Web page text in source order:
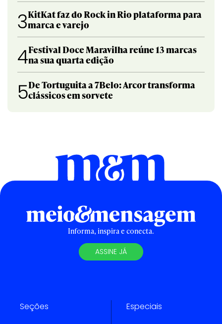
3KitKat faz do Rock in Rio plataforma para
marca e varejo
4Festival Doce Maravilha reúne 13 marcas
na sua quarta edição
5De Tortuguita a 7Belo: Arcor transforma
clássicos em sorvete
Informa, inspira e conecta.
ASSINE JÁ
Seções Especiais